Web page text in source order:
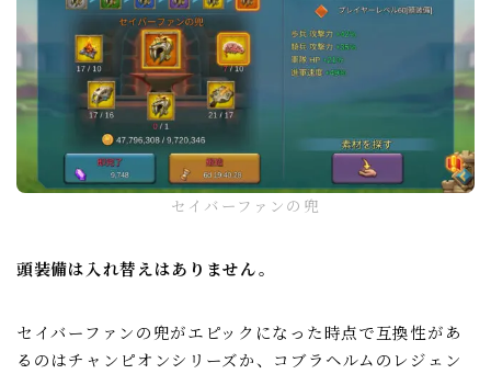
セイバーファンの兜
頭装備は入れ替えはありません。
セイバーファンの兜がエピックになった時点で互換性があ
るのはチャンピオンシリーズか、コブラヘルムのレジェン